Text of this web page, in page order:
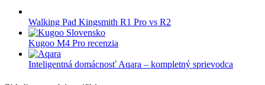
Walking Pad Kingsmith R1 Pro vs R2
Kugoo M4 Pro recenzia
Inteligentná domácnosť Aqara – kompletný sprievodca